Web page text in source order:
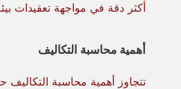
أكثر دقة في مواجهة تعقيدات
أهمية محاسبة التكاليف
تتجاوز أهمية محاسبة التكاليف